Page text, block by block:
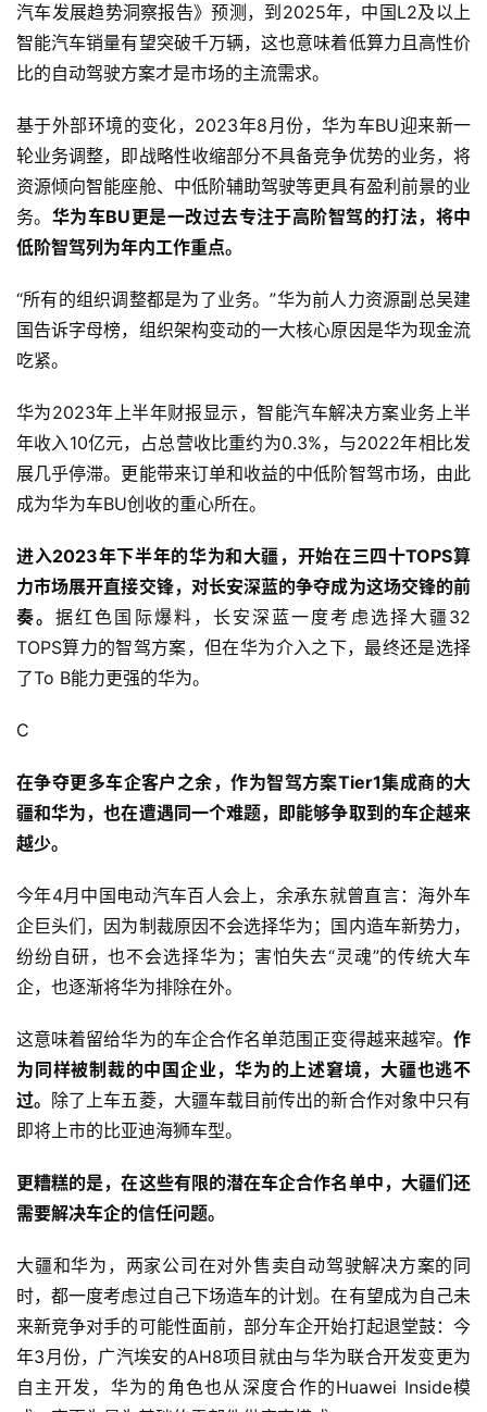
汽车发展趋势洞察报告》预测，到2025年，中国L2及以上
智能汽车销量有望突破千万辆，这也意味着低算力且高性价
比的自动驾驶方案才是市场的主流需求。
基于外部环境的变化，2023年8月份，华为车BU迎来新一
轮业务调整，即战略性收缩部分不具备竞争优势的业务，将
资源倾向智能座舱、中低阶辅助驾驶等更具有盈利前景的业
务。 华为车BU更是一改过去专注于高阶智驾的打法，将中
低阶智驾列为年内工作重点。
“所有的组织调整都是为了业务。”华为前人力资源副总吴建
国告诉字母榜，组织架构变动的一大核心原因是华为现金流
吃紧。
华为2023年上半年财报显示，智能汽车解决方案业务上半
年收入10亿元，占总营收比重约为0.3%，与2022年相比发
展几乎停滞。更能带来订单和收益的中低阶智驾市场，由此
成为华为车BU创收的重心所在。
进入2023年下半年的华为和大疆，开始在三四十TOPS算
力市场展开直接交锋，对长安深蓝的争夺成为这场交锋的前
奏。据红色国际爆料，长安深蓝一度考虑选择大疆32
TOPS算力的智驾方案，但在华为介入之下，最终还是选择
了To B能力更强的华为。
C
在争夺更多车企客户之余，作为智驾方案Tier1集成商的大
疆和华为，也在遭遇同一个难题，即能够争取到的车企越来
越少。
今年4月中国电动汽车百人会上，余承东就曾直言：海外车
企巨头们，因为制裁原因不会选择华为；国内造车新势力，
纷纷自研，也不会选择华为；害怕失去“灵魂”的传统大车
企，也逐渐将华为排除在外。
这意味着留给华为的车企合作名单范围正变得越来越窄。 作
为同样被制裁的中国企业，华为的上述窘境，大疆也逃不
过。 除了上车五菱，大疆车载目前传出的新合作对象中只有
即将上市的比亚迪海狮车型。
更糟糕的是，在这些有限的潜在车企合作名单中，大疆们还
需要解决车企的信任问题。
大疆和华为，两家公司在对外售卖自动驾驶解决方案的同
时，都一度考虑过自己下场造车的计划。在有望成为自己未
来新竞争对手的可能性面前，部分车企开始打起退堂鼓：今
年3月份，广汽埃安的AH8项目就由与华为联合开发变更为
自主开发，华为的角色也从深度合作的Huawei Inside模